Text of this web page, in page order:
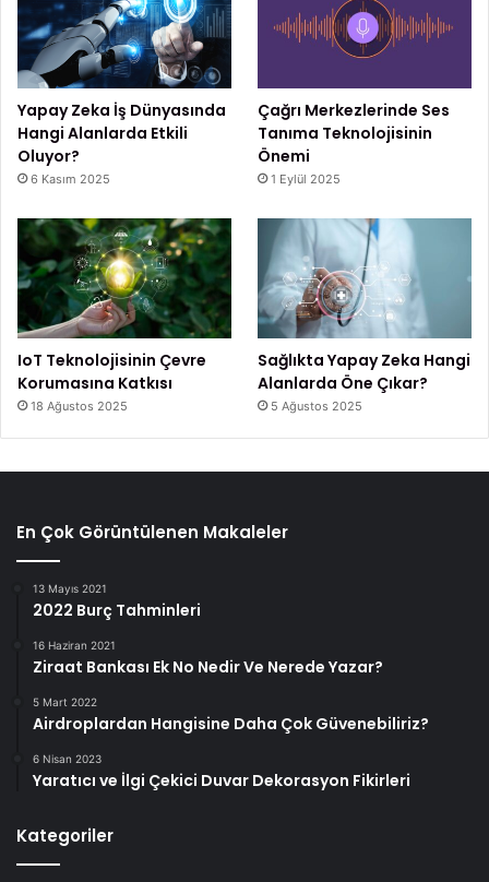
Yapay Zeka İş Dünyasında
Hangi Alanlarda Etkili
Oluyor?
6 Kasım 2025
Çağrı Merkezlerinde Ses
Tanıma Teknolojisinin
Önemi
1 Eylül 2025
IoT Teknolojisinin Çevre
Korumasına Katkısı
18 Ağustos 2025
Sağlıkta Yapay Zeka Hangi
Alanlarda Öne Çıkar?
5 Ağustos 2025
En Çok Görüntülenen Makaleler
13 Mayıs 2021
2022 Burç Tahminleri
16 Haziran 2021
Ziraat Bankası Ek No Nedir Ve Nerede Yazar?
5 Mart 2022
Airdroplardan Hangisine Daha Çok Güvenebiliriz?
6 Nisan 2023
Yaratıcı ve İlgi Çekici Duvar Dekorasyon Fikirleri
Kategoriler